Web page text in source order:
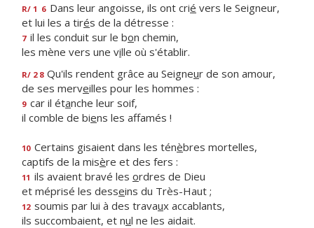
R/ 1 6 Dans leur angoisse, ils ont crié vers le Seigneur,
et lui les a tirés de la détresse :
7 il les conduit sur le bon chemin,
les mène vers une ville où s'établir.
R/ 2 8 Qu'ils rendent grâce au Seigneur de son amour,
de ses merveilles pour les hommes :
9 car il étanche leur soif,
il comble de biens les affamés !
10 Certains gisaient dans les ténèbres mortelles,
captifs de la misère et des fers :
11 ils avaient bravé les ordres de Dieu
et méprisé les desseins du Très-Haut ;
12 soumis par lui à des travaux accablants,
ils succombaient, et nul ne les aidait.